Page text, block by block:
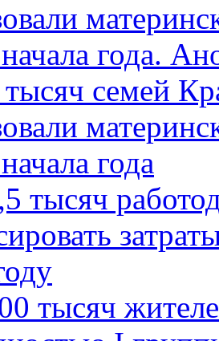
года.
семей
года
тысяч
тысяч